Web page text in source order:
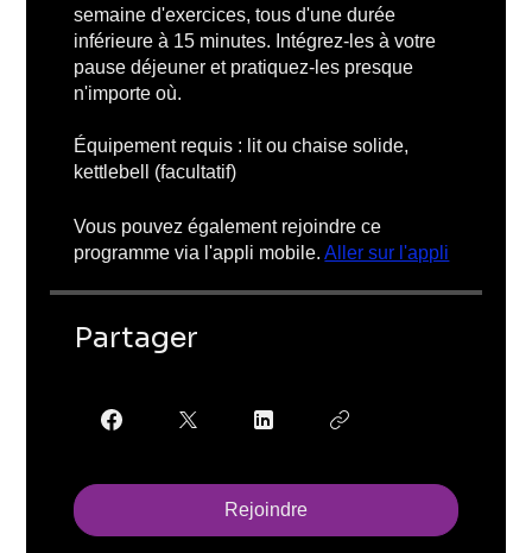
semaine d'exercices, tous d'une durée
inférieure à 15 minutes. Intégrez-les à votre
pause déjeuner et pratiquez-les presque
n'importe où.
Équipement requis : lit ou chaise solide,
kettlebell (facultatif)
Vous pouvez également rejoindre ce
programme via l'appli mobile. Aller sur l'appli
Partager
Rejoindre